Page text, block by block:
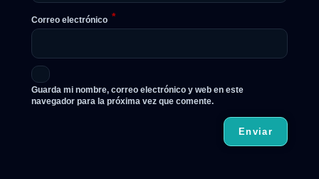
Correo electrónico *
Guarda mi nombre, correo electrónico y web en este
navegador para la próxima vez que comente.